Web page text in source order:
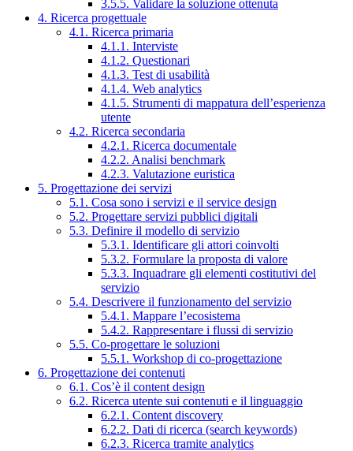
3.5.5. Validare la soluzione ottenuta
4. Ricerca progettuale
4.1. Ricerca primaria
4.1.1. Interviste
4.1.2. Questionari
4.1.3. Test di usabilità
4.1.4. Web analytics
4.1.5. Strumenti di mappatura dell’esperienza
utente
4.2. Ricerca secondaria
4.2.1. Ricerca documentale
4.2.2. Analisi benchmark
4.2.3. Valutazione euristica
5. Progettazione dei servizi
5.1. Cosa sono i servizi e il service design
5.2. Progettare servizi pubblici digitali
5.3. Definire il modello di servizio
5.3.1. Identificare gli attori coinvolti
5.3.2. Formulare la proposta di valore
5.3.3. Inquadrare gli elementi costitutivi del
servizio
5.4. Descrivere il funzionamento del servizio
5.4.1. Mappare l’ecosistema
5.4.2. Rappresentare i flussi di servizio
5.5. Co-progettare le soluzioni
5.5.1. Workshop di co-progettazione
6. Progettazione dei contenuti
6.1. Cos’è il content design
6.2. Ricerca utente sui contenuti e il linguaggio
6.2.1. Content discovery
6.2.2. Dati di ricerca (search keywords)
6.2.3. Ricerca tramite analytics